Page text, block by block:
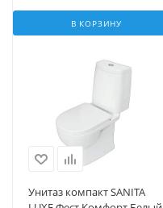
В КОРЗИНУ
Унитаз компакт SANITA